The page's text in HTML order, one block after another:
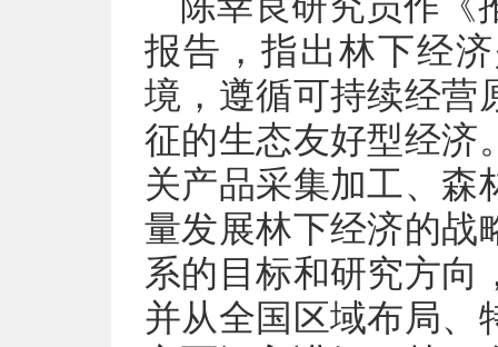
报告，指出林下经
境，遵循可持续经营
征的生态友好型经济
关产品采集加工、森
量发展林下经济的战
系的目标和研究方向
并从全国区域布局、